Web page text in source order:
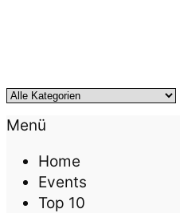
KursTipps.de
Weil Weiterbildung die
Lebensqualität ist.
Menü
Home
Events
Top 10